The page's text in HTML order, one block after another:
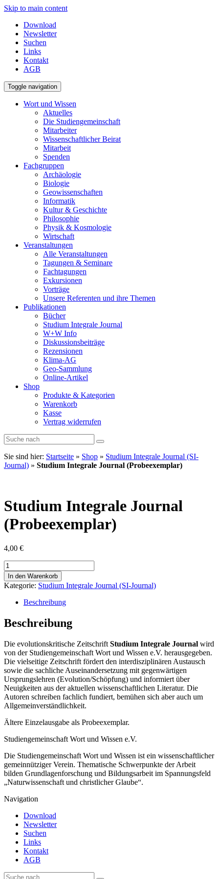
Skip to main content
Download
Newsletter
Suchen
Links
Kontakt
AGB
Toggle navigation
Wort und Wissen
Aktuelles
Die Studiengemeinschaft
Mitarbeiter
Wissenschaftlicher Beirat
Mitarbeit
Spenden
Fachgruppen
Archäologie
Biologie
Geowissenschaften
Informatik
Kultur & Geschichte
Philosophie
Physik & Kosmologie
Wirtschaft
Veranstaltungen
Alle Veranstaltungen
Tagungen & Seminare
Fachtagungen
Exkursionen
Vorträge
Unsere Referenten und ihre Themen
Publikationen
Bücher
Studium Integrale Journal
W+W Info
Diskussionsbeiträge
Rezensionen
Klima-AG
Geo-Sammlung
Online-Artikel
Shop
Produkte & Kategorien
Warenkorb
Kasse
Vertrag widerrufen
Sie sind hier: Startseite » Shop » Studium Integrale Journal (SI-
Journal) » Studium Integrale Journal (Probeexemplar)
Studium Integrale Journal
(Probeexemplar)
4,00 €
Studium
Integrale
Journal
(Probeexemplar)
Menge
In den Warenkorb
Kategorie: Studium Integrale Journal (SI-Journal)
Beschreibung
Beschreibung
Die evolutionskritische Zeitschrift Studium Integrale Journal wird
von der Studiengemeinschaft Wort und Wissen e.V. herausgegeben.
Die vielseitige Zeitschrift fördert den interdisziplinären Austausch
sowie die sachliche Auseinandersetzung mit gegenwärtigen
Ursprungslehren (Evolution/Schöpfung) und informiert über
Neuigkeiten aus der aktuellen wissenschaftlichen Literatur. Die
Autoren schreiben fachlich fundiert, bemühen sich aber auch um
Allgemeinverständlichkeit.
Ältere Einzelausgabe als Probeexemplar.
Studiengemeinschaft Wort und Wissen e.V.
Die Studiengemeinschaft Wort und Wissen ist ein wissenschaftlicher
gemeinnütziger Verein. Thematische Schwerpunkte der Arbeit
bilden Grundlagenforschung und Bildungsarbeit im Spannungsfeld
„Naturwissenschaft und christlicher Glaube“.
Navigation
Download
Newsletter
Suchen
Links
Kontakt
AGB